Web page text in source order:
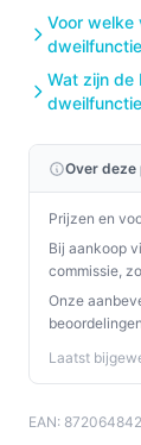
Voor welke
Wat zijn de
Over deze
Prijzen en
Bij aankoop
commissie,
Onze
Laatst
EAN: